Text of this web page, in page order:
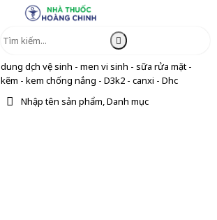
dung dịch vệ sinh - men vi sinh - sữa rửa mặt -
kẽm - kem chống nắng - D3k2 - canxi - Dhc
Nhập tên sản phẩm, Danh mục